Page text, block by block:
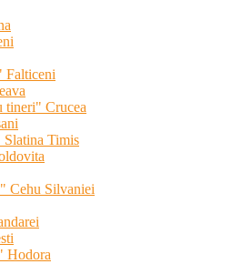
Falticeni
tineri" Crucea
Timis
Cehu Silvaniei
Hodora